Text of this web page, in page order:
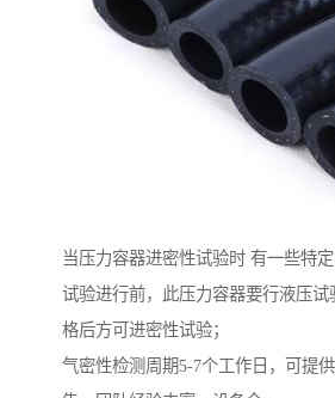
当压力容器进密性试验时 有一些特
试验进行前，此压力容器要行液压试
格后方可进密性试验；
气密性检测周期5-7个工作日，可提